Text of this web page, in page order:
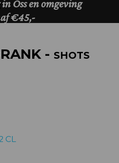
- SHOTS